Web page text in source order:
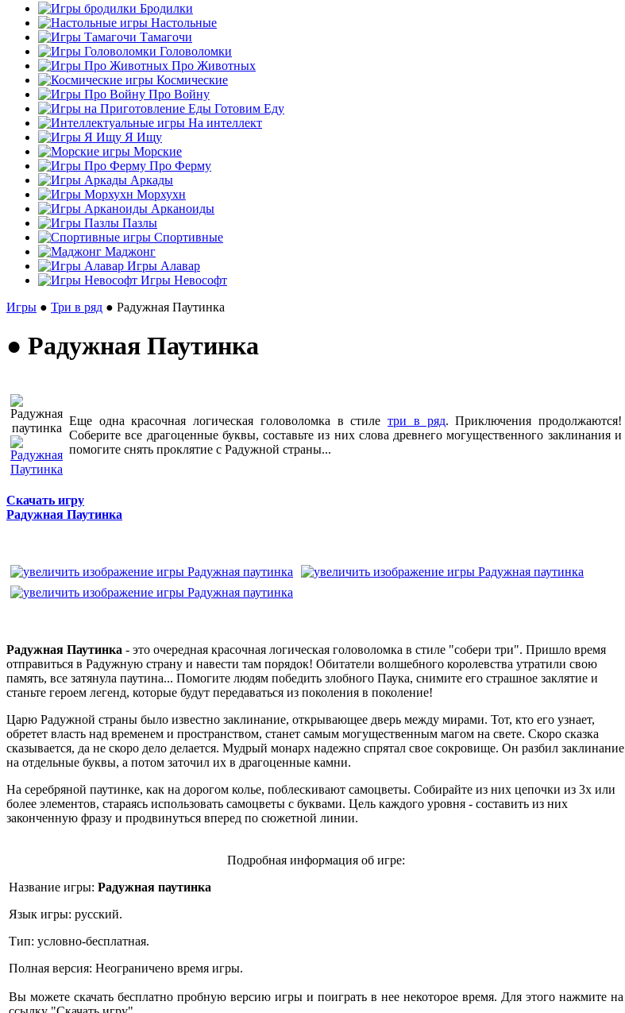
Бродилки
Настольные
Тамагочи
Головоломки
Про Животных
Космические
Про Войну
Готовим Еду
На интеллект
Я Ищу
Морские
Про Ферму
Аркады
Морхухн
Арканоиды
Пазлы
Спортивные
Маджонг
Игры Алавар
Игры Невософт
Игры ● Три в ряд ● Радужная Паутинка
● Радужная Паутинка
Еще одна красочная логическая головоломка в стилетри в ряд. Приключения продолжаются!
Соберите все драгоценные буквы, составьте из них слова древнего могущественного заклинания и
помогите снять проклятие с Радужной страны...
Скачать игру
Радужная Паутинка
Радужная Паутинка - это очередная красочная логическая головоломка в стиле "собери три". Пришло время
отправиться в Радужную страну и навести там порядок! Обитатели волшебного королевства утратили свою
память, все затянула паутина... Помогите людям победить злобного Паука, снимите его страшное заклятие и
станьте героем легенд, которые будут передаваться из поколения в поколение!
Царю Радужной страны было известно заклинание, открывающее дверь между мирами. Тот, кто его узнает,
обретет власть над временем и пространством, станет самым могущественным магом на свете. Скоро сказка
сказывается, да не скоро дело делается. Мудрый монарх надежно спрятал свое сокровище. Он разбил заклинание
на отдельные буквы, а потом заточил их в драгоценные камни.
На серебряной паутинке, как на дорогом колье, поблескивают самоцветы. Собирайте из них цепочки из 3х или
более элементов, стараясь использовать самоцветы с буквами. Цель каждого уровня - составить из них
законченную фразу и продвинуться вперед по сюжетной линии.
Подробная информация об игре:
Название игры: Радужная паутинка
Язык игры: русский.
Тип: условно-бесплатная.
Полная версия: Неограничено время игры.
Вы можете скачать бесплатно пробную версию игры и поиграть в нее некоторое время. Для этого нажмите на